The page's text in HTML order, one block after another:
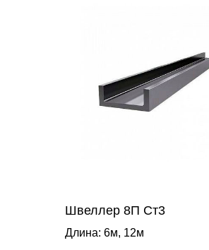
Швеллер 8П Ст3
Длина: 6м, 12м